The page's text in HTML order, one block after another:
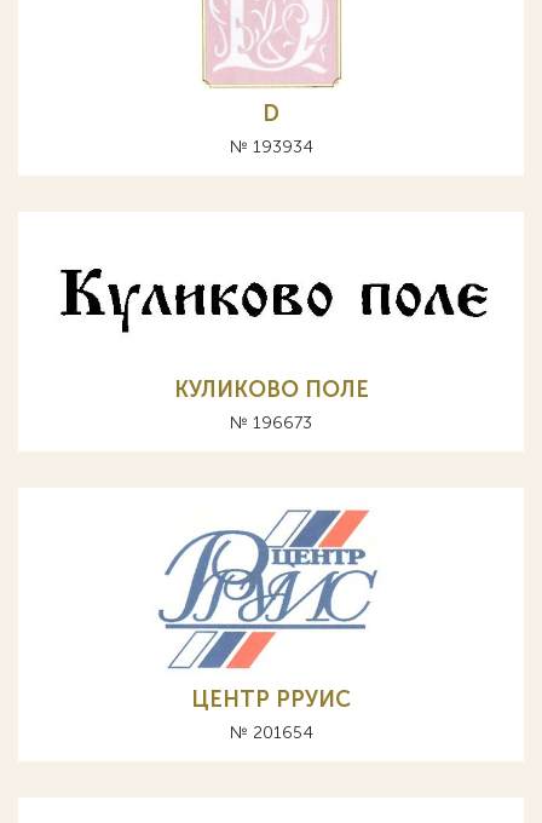
D
№ 193934
КУЛИКОВО ПОЛЕ
№ 196673
ЦЕНТР РРУИС
№ 201654